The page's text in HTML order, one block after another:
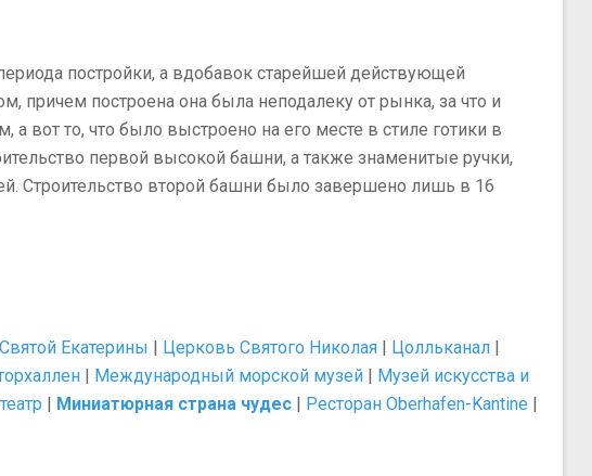
постройки, а вдобавок старейшей действующей
причем построена она была неподалеку от рынка, за что и
вот то, что было выстроено на его месте в стиле готики в
первой высокой башни, а также знаменитые ручки,
Строительство второй башни было завершено лишь в 16
Екатерины Церковь Святого Николая Цолльканал
Международный морской музей
Музей искусства и
Миниатюрная страна чудес Ресторан Oberhafen-Kantine